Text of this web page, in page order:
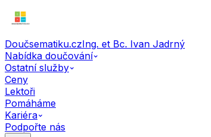
Doučsematiku.czIng. et Bc. Ivan Jadrný
Nabídka doučování
Ostatní služby
Ceny
Lektoři
Pomáháme
Kariéra
Podpořte nás